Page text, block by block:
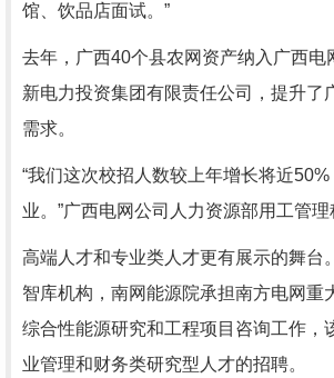
馆、饮品店面试。”
去年，广西40个县农网资产纳入广西电
新电力投资集团有限责任公司，提升了
需求。
“我们这次校招人数较上年增长将近
业。”广西电网公司人力资源部用工管理
高端人才和专业类人才更有展示的舞台
智库机构，南网能源院承担南方电网重
综合性能源研究和工程项目咨询工作，
业管理和财务类研究型人才的招聘。